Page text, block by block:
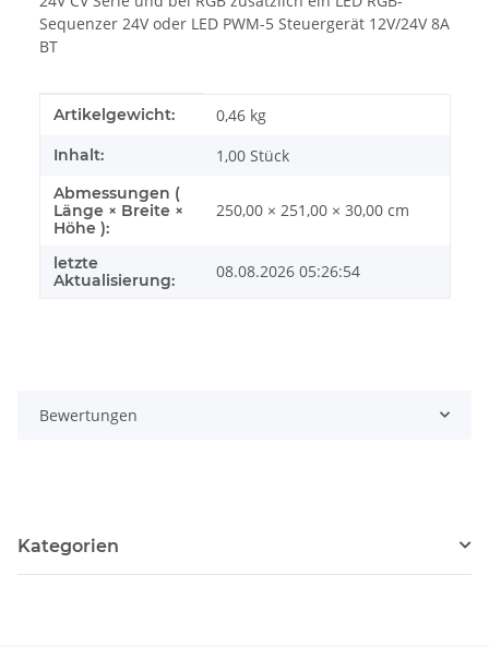
Sequenzer 24V oder LED PWM-5 Steuergerät 12V/24V 8A
BT
Produkteigenschaft
Wert
Artikelgewicht: 0,46 kg
Inhalt: 1,00 Stück
Abmessungen (
Länge × Breite ×
Höhe ):
250,00 × 251,00 × 30,00 cm
letzte
Aktualisierung:
08.08.2026 05:26:54
Bewertungen
Kategorien